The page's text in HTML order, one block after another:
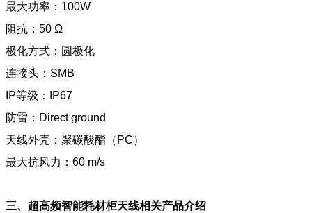
最大功率：100W
阻抗：50 Ω
极化方式：圆极化
连接头：SMB
IP等级：IP67
防雷：Direct ground
天线外壳：聚碳酸酯（PC）
最大抗风力：60 m/s
三、超高频智能耗材柜天线相关产品介绍